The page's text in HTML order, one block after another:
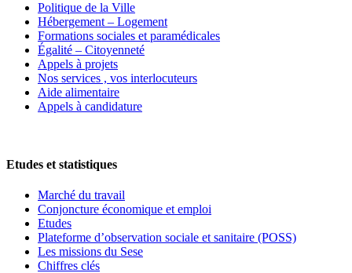
Politique de la Ville
Hébergement – Logement
Formations sociales et paramédicales
Égalité – Citoyenneté
Appels à projets
Nos services , vos interlocuteurs
Aide alimentaire
Appels à candidature
Etudes et statistiques
Marché du travail
Conjoncture économique et emploi
Etudes
Plateforme d’observation sociale et sanitaire (POSS)
Les missions du Sese
Chiffres clés